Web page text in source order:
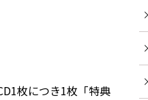
枚につき1枚「特典